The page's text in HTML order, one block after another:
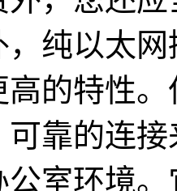
纯以太
的特性
可靠的连
公室环境